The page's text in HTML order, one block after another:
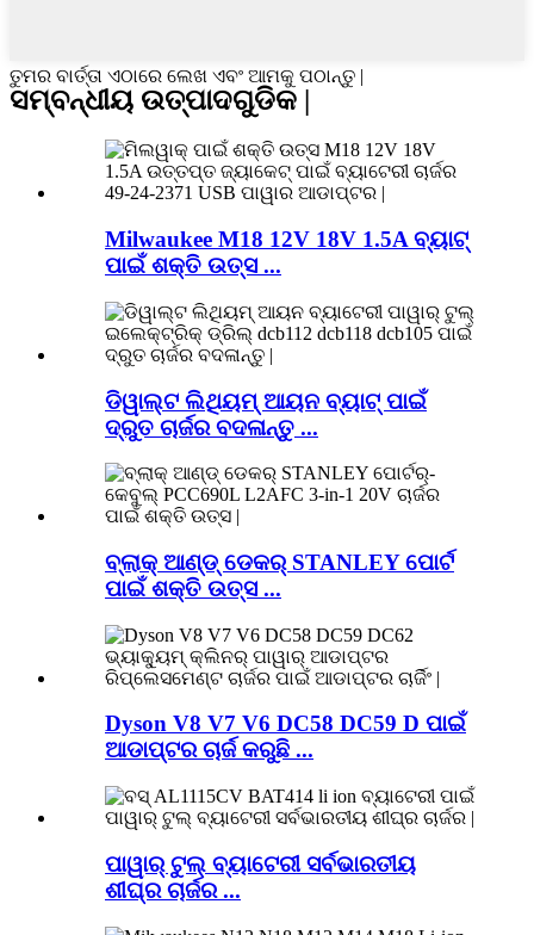
ତୁମର ବାର୍ତ୍ତା ଏଠାରେ ଲେଖ ଏବଂ ଆମକୁ ପଠାନ୍ତୁ |
ସମ୍ବନ୍ଧୀୟ ଉତ୍ପାଦଗୁଡିକ |
Milwaukee M18 12V 18V 1.5A ବ୍ୟାଟ୍
ପାଇଁ ଶକ୍ତି ଉତ୍ସ ...
ଡିୱାଲ୍ଟ ଲିଥିୟମ୍ ଆୟନ ବ୍ୟାଟ୍ ପାଇଁ
ଦ୍ରୁତ ଚାର୍ଜର ବଦଳାନ୍ତୁ ...
ବ୍ଲାକ୍ ଆଣ୍ଡ୍ ଡେକର୍ STANLEY ପୋର୍ଟ
ପାଇଁ ଶକ୍ତି ଉତ୍ସ ...
Dyson V8 V7 V6 DC58 DC59 D ପାଇଁ
ଆଡାପ୍ଟର ଚାର୍ଜ କରୁଛି ...
ପାୱାର୍ ଟୁଲ୍ ବ୍ୟାଟେରୀ ସର୍ବଭାରତୀୟ
ଶୀଘ୍ର ଚାର୍ଜର ...